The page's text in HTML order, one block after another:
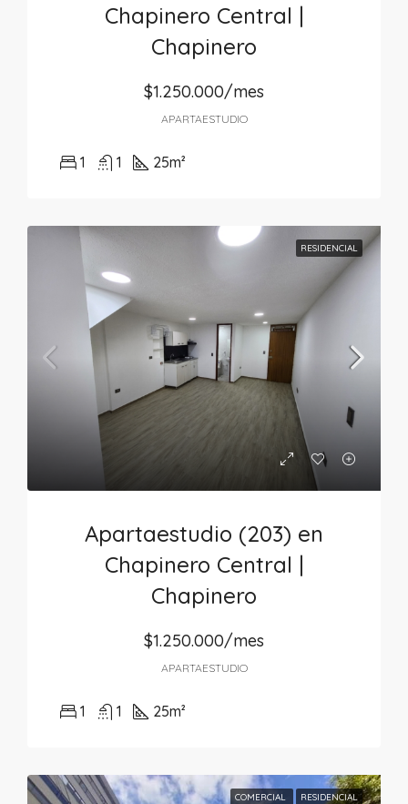
Chapinero Central |
Chapinero
$1.250.000/mes
APARTAESTUDIO
1 1 25m²
RESIDENCIAL
Apartaestudio (203) en
Chapinero Central |
Chapinero
$1.250.000/mes
APARTAESTUDIO
1 1 25m²
COMERCIAL RESIDENCIAL